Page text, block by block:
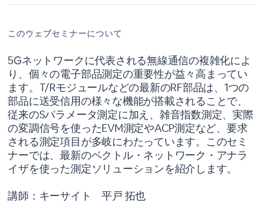
このウェブセミナーについて
5Gネットワークに代表される無線通信の複雑化によ
り、個々の電子部品測定の重要性が益々高まってい
ます。T/Rモジュールなどの最新のRF部品は、1つの
部品に送受信用の様々な機能が搭載されることで、
従来のSパラメータ測定に加え、雑音指数測定、実際
の変調信号を使ったEVM測定やACP測定など、要求
される測定項目が多岐にわたっています。このセミ
ナーでは、最新のベクトル・ネットワーク・アナラ
イザを使った測定ソリューションを紹介します。
講師：キーサイト 平戸 拓也